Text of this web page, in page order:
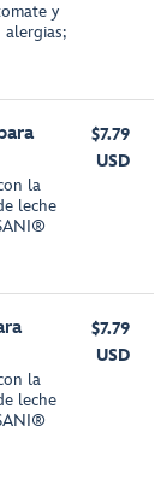
y
la
leche
$7.79
USD
la
leche
$7.79
USD